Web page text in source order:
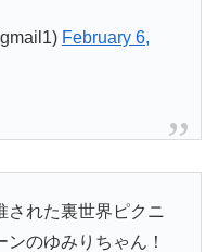
February 6,
された裏世界ピクニ
のゆみりちゃん！